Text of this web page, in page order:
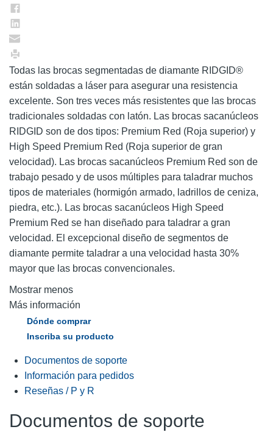
Todas las brocas segmentadas de diamante RIDGID®
están soldadas a láser para asegurar una resistencia
excelente. Son tres veces más resistentes que las brocas
tradicionales soldadas con latón. Las brocas sacanúcleos
RIDGID son de dos tipos: Premium Red (Roja superior) y
High Speed Premium Red (Roja superior de gran
velocidad). Las brocas sacanúcleos Premium Red son de
trabajo pesado y de usos múltiples para taladrar muchos
tipos de materiales (hormigón armado, ladrillos de ceniza,
piedra, etc.). Las brocas sacanúcleos High Speed
Premium Red se han diseñado para taladrar a gran
velocidad. El excepcional diseño de segmentos de
diamante permite taladrar a una velocidad hasta 30%
mayor que las brocas convencionales.
Mostrar menos
Más información
Dónde comprar
Inscriba su producto
Documentos de soporte
Información para pedidos
Reseñas / P y R
Documentos de soporte